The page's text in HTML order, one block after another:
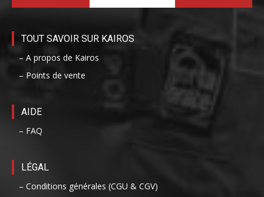
TOUT SAVOIR SUR KAIROS
– A propos de Kairos
– Points de vente
AIDE
– FAQ
LÉGAL
– Conditions générales (CGU & CGV)